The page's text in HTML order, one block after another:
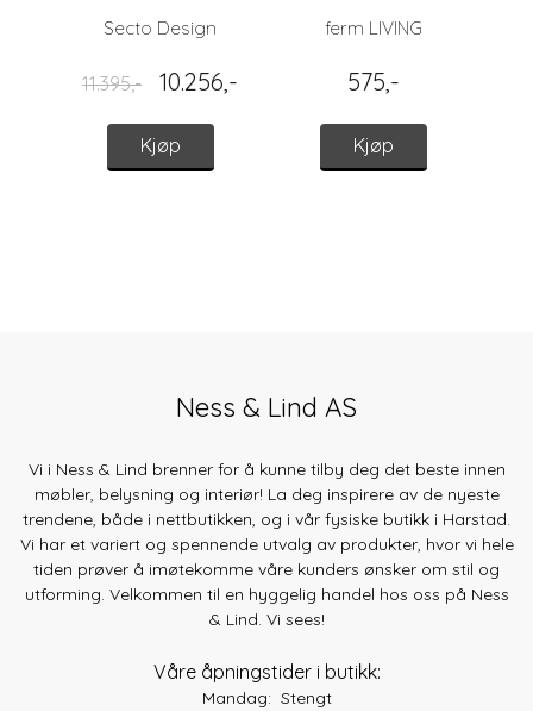
Secto Design
11.395,- 10.256,-
Kjøp
ferm LIVING
575,-
Kjøp
Ness & Lind AS
Vi i Ness & Lind brenner for å kunne tilby deg det beste innen
møbler, belysning og interiør! La deg inspirere av de nyeste
trendene, både i nettbutikken, og i vår fysiske butikk i Harstad.
Vi har et variert og spennende utvalg av produkter, hvor vi hele
tiden prøver å imøtekomme våre kunders ønsker om stil og
utforming. Velkommen til en hyggelig handel hos oss på Ness
& Lind. Vi sees!
Våre åpningstider i butikk:
Mandag: Stengt